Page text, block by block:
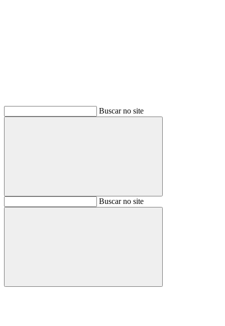
Buscar no site
BuscarBuscar no site
Buscar